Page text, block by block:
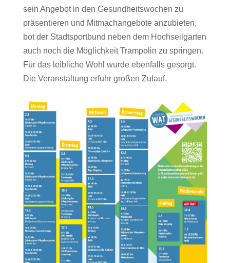
sein Angebot in den Gesundheitswochen zu
präsentieren und Mitmachangebote anzubieten,
bot der Stadtsportbund neben dem Hochseilgarten
auch noch die Möglichkeit Trampolin zu springen.
Für das leibliche Wohl wurde ebenfalls gesorgt.
Die Veranstaltung erfuhr großen Zulauf.